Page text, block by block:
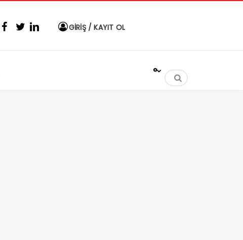
GİRİŞ / KAYIT OL
°